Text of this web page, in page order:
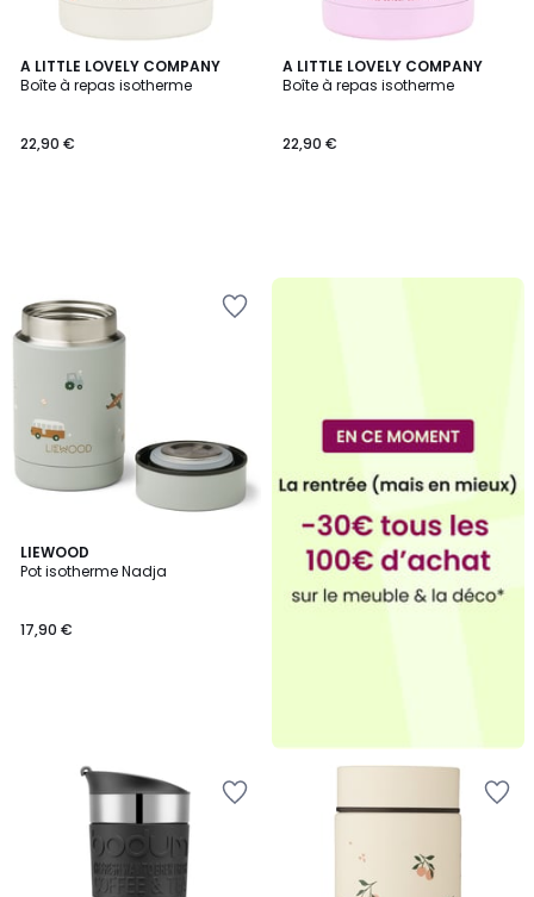
A LITTLE LOVELY COMPANY
Boîte à repas isotherme
22,90 €
A LITTLE LOVELY COMPANY
Boîte à repas isotherme
22,90 €
LIEWOOD
Pot isotherme Nadja
17,90 €